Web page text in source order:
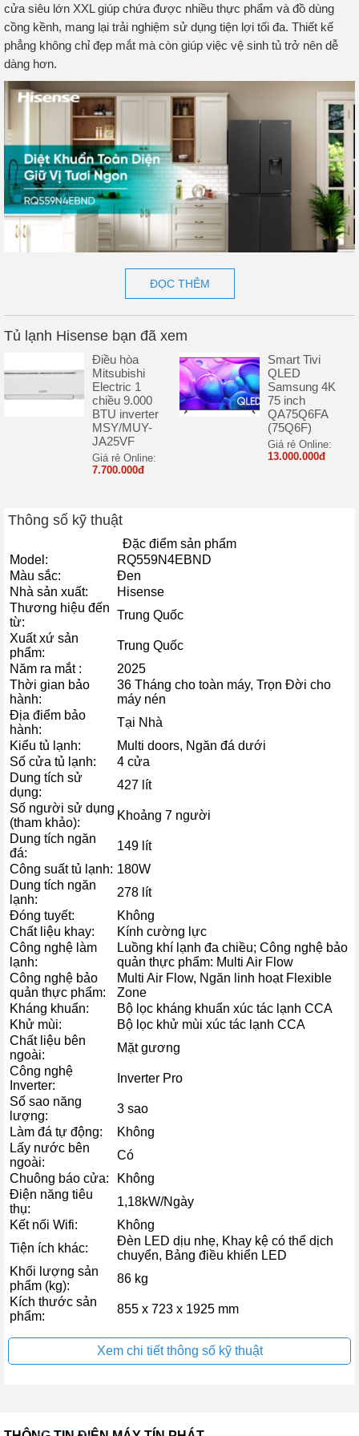
cửa siêu lớn XXL giúp chứa được nhiều thực phẩm và đồ dùng
cồng kềnh, mang lại trải nghiệm sử dụng tiện lợi tối đa. Thiết kế
phẳng không chỉ đẹp mắt mà còn giúp việc vệ sinh tủ trở nên dễ
dàng hơn.
Công nghệ Inverter Pro – Tiết kiệm điện và vận
hành êm ái
Pro, giúp máy nén hoạt động linh hoạt, điều chỉnh tốc độ theo nhu
cầu làm lạnh. Nhờ đó, tủ vận hành êm ái, ổn định và tiết kiệm điện
năng hiệu quả. Bạn sẽ yên tâm sử dụng trong thời gian dài mà
không lo tốn kém chi phí điện hàng tháng. Đây là bước tiến quan
trọng giúp tủ lạnh biến tần không chỉ tiết kiệm năng lượng mà còn
đảm bảo hiệu suất làm lạnh tối ưu.
Làm lạnh đa chiều 360° – Giữ thực phẩm đồng
đều và tươi ngon
Công nghệ làm lạnh đa chiều 360° đảm bảo hơi lạnh được phân
phối đều trong toàn bộ không gian tủ. Nhờ đó, thực phẩm không bị
thổi trực tiếp, tránh mất nước và giữ nhiệt độ ổn định. Bạn sẽ luôn
nhận được thực phẩm tươi ngon, mọng nước và duy trì hương vị
tự nhiên lâu hơn.
Lạnh nhanh & Cấp đông sâu – Giữ trọn dinh
dưỡng
Super Cool: Hệ thống làm lạnh nhanh có thể hạ nhiệt độ ngăn
mát xuống 2°C trong 6 giờ, giúp thực phẩm mới cho vào tủ
được làm mát ngay lập tức.
Super Freeze: Khi cần bảo quản thực phẩm tươi sống, tính
năng này hạ nhiệt độ ngăn đông xuống -24°C, giúp thực
phẩm đông nhanh, giữ trọn vitamin và chất dinh dưỡng.
ĐỌC THÊM
Tủ lạnh Hisense bạn đã xem
Điều hòa
Mitsubishi
Electric 1
chiều 9.000
BTU inverter
MSY/MUY-
JA25VF
Giá rẻ Online:
7.700.000đ
Smart Tivi
QLED
Samsung 4K
75 inch
QA75Q6FA
(75Q6F)
Giá rẻ Online:
13.000.000đ
Thông số kỹ thuật
Đặc điểm sản phẩm
Model:
RQ559N4EBND
Màu sắc:
Đen
Nhà sản xuất:
Hisense
Thương hiệu đến
từ:
Trung Quốc
Xuất xứ sản
phẩm:
Trung Quốc
Năm ra mắt :
2025
Thời gian bảo
hành:
36 Tháng cho toàn máy, Trọn Đời cho
máy nén
Địa điểm bảo
hành:
Tại Nhà
Kiểu tủ lạnh:
Multi doors, Ngăn đá dưới
Số cửa tủ lạnh:
4 cửa
Dung tích sử
dụng:
427 lít
Số người sử dụng
(tham khảo):
Khoảng 7 người
Dung tích ngăn
đá:
149 lít
Công suất tủ lạnh: 180W
Dung tích ngăn
lạnh:
278 lít
Đóng tuyết:
Không
Chất liệu khay:
Kính cường lực
Công nghệ làm
lạnh:
Luồng khí lạnh đa chiều; Công nghệ bảo
quản thực phẩm: Multi Air Flow
Công nghệ bảo
quản thực phẩm:
Multi Air Flow, Ngăn linh hoạt Flexible
Zone
Kháng khuẩn:
Bộ lọc kháng khuẩn xúc tác lạnh CCA
Khử mùi:
Bộ lọc khử mùi xúc tác lạnh CCA
Chất liệu bên
ngoài:
Mặt gương
Công nghệ
Inverter:
Inverter Pro
Số sao năng
lượng:
3 sao
Làm đá tự động:
Không
Lấy nước bên
ngoài:
Có
Chuông báo cửa:
Không
Điện năng tiêu
thụ:
1,18kW/Ngày
Kết nối Wifi:
Không
Tiện ích khác:
Đèn LED dịu nhẹ, Khay kệ có thể dịch
chuyển, Bảng điều khiển LED
Khối lượng sản
phẩm (kg):
86 kg
Kích thước sản
phẩm:
855 x 723 x 1925 mm
Xem chi tiết thông số kỹ thuật